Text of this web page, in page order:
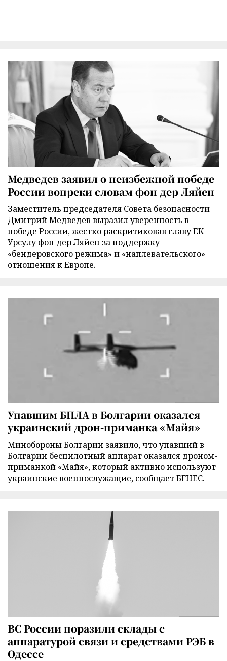
Медведев заявил о неизбежной победе
России вопреки словам фон дер Ляйен
Заместитель председателя Совета безопасности
Дмитрий Медведев выразил уверенность в
победе России, жестко раскритиковав главу ЕК
Урсулу фон дер Ляйен за поддержку
«бендеровского режима» и «наплевательского»
отношения к Европе.
Упавшим БПЛА в Болгарии оказался
украинский дрон-приманка «Майя»
Минобороны Болгарии заявило, что упавший в
Болгарии беспилотный аппарат оказался дроном-
приманкой «Майя», который активно используют
украинские военнослужащие, сообщает БГНЕС.
ВС России поразили склады с
аппаратурой связи и средствами РЭБ в
Одессе